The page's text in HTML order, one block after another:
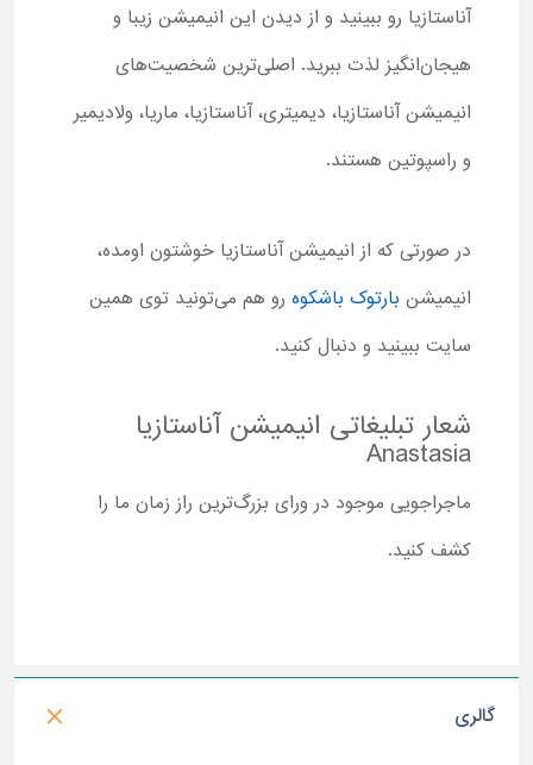
آناستازیا رو ببینید و از دیدن این انیمیشن زیبا و
هیجان‌انگیز لذت ببرید. اصلی‌ترین شخصیت‌های
انیمیشن آناستازیا، دیمیتری، آناستازیا، ماریا، ولادیمیر
و راسپوتین هستند.
در صورتی که از انیمیشن آناستازیا خوشتون اومده،
انیمیشن بارتوک باشکوه رو هم می‌تونید توی همین
سایت ببینید و دنبال کنید.
شعار تبلیغاتی انیمیشن آناستازیا
Anastasia
ماجراجویی موجود در ورای بزرگ‌ترین راز زمان ما را
کشف کنید.
گالری